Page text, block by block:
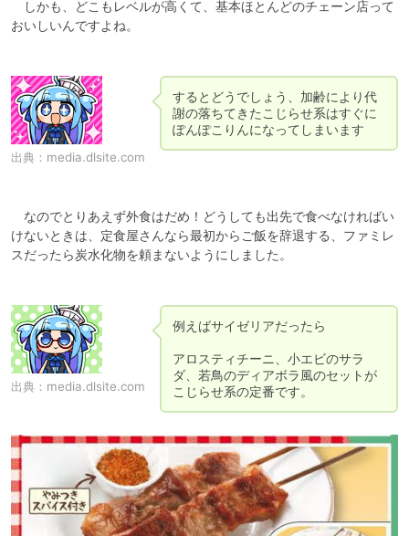
しかも、どこもレベルが高くて、基本ほとんどのチェーン店って
おいしいんですよね。
出典： media.dlsite.com
するとどうでしょう、加齢により代
謝の落ちてきたこじらせ系はすぐに
ぽんぽこりんになってしまいます
なのでとりあえず外食はだめ！どうしても出先で食べなければい
けないときは、定食屋さんなら最初からご飯を辞退する、ファミレ
スだったら炭水化物を頼まないようにしました。
出典： media.dlsite.com
例えばサイゼリアだったら
アロスティチーニ、小エビのサラ
ダ、若鳥のディアボラ風のセットが
こじらせ系の定番です。